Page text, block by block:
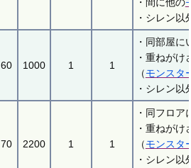
・間に他の
・シレン
60 1000 1 1
・同部屋
・重ねが
（モンスタ
・シレン
70 2200 1 1
・同フロ
・重ねが
（モンスタ
・シレン